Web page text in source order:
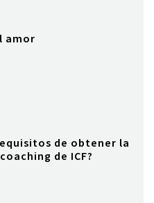
amor
de obtener la
de ICF?